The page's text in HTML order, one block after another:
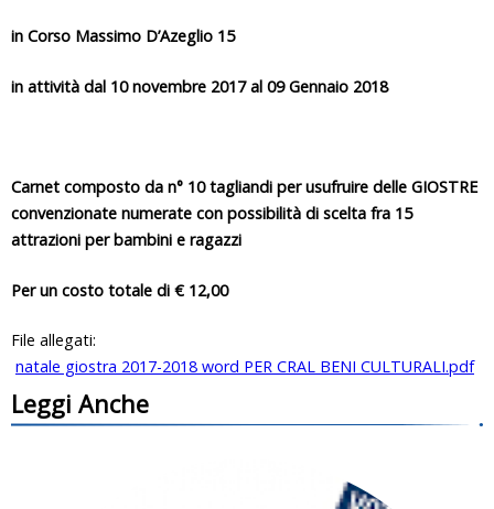
in Corso Massimo D’Azeglio 15
in attività dal 10 novembre 2017 al 09 Gennaio 2018
Carnet composto da n° 10 tagliandi per usufruire delle GIOSTRE
convenzionate numerate con possibilità di scelta fra 15
attrazioni per bambini e ragazzi
Per un costo totale di € 12,00
File allegati:
natale giostra 2017-2018 word PER CRAL BENI CULTURALI.pdf
Leggi Anche